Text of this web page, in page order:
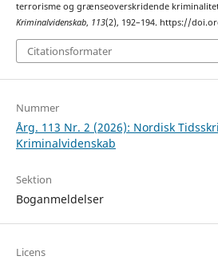
terrorisme og grænseoverskridende
Kriminalvidenskab, 113(2), 192–194. https://
Citationsformater
Nummer
Årg. 113 Nr. 2 (2026): Nordisk
Kriminalvidenskab
Sektion
Boganmeldelser
Licens